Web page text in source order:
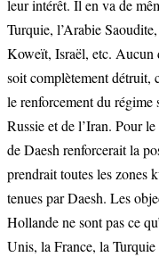
leur intérêt. Il en va de
Turquie, l’Arabie
Koweït, Israël, etc. Aucun
soit complètement détruit,
le renforcement du régime
Russie et de l’Iran. Pour
de Daesh renforcerait la
prendrait toutes les zones
tenues par Daesh. Les
Hollande ne sont pas ce
Unis, la France, la